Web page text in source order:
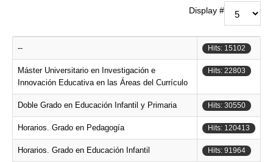
Display #
-- Hits: 15102
Máster Universitario en Investigación e
Innovación Educativa en las Áreas del Currículo
Hits: 22803
Doble Grado en Educación Infantil y Primaria Hits: 30550
Horarios. Grado en Pedagogía Hits: 120413
Horarios. Grado en Educación Infantil Hits: 91964